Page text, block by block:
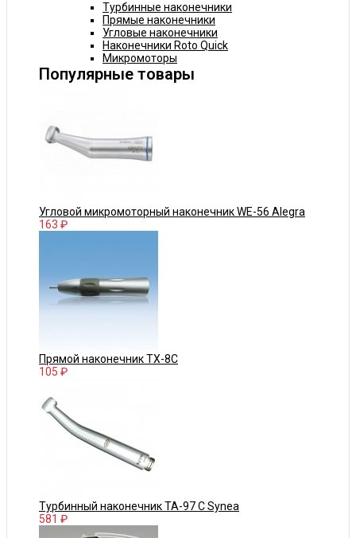
Турбинные наконечники
Прямые наконечники
Угловые наконечники
Наконечники Roto Quick
Микромоторы
Популярные товары
Угловой микромоторный наконечник WE-56 Alegra
163 ₽
Прямой наконечник TX-8C
105 ₽
Турбинный наконечник TA-97 C Synea
581 ₽